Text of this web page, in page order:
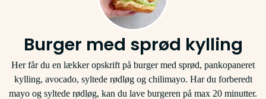
Burger med sprød kylling
Her får du en lækker opskrift på burger med sprød, pankopaneret
kylling, avocado, syltede rødløg og chilimayo. Har du forberedt
mayo og syltede rødløg, kan du lave burgeren på max 20 minutter.